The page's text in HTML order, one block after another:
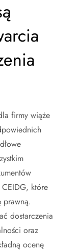
firmy wiąże
które
prawną.
dostarczenia
oraz
ocenę